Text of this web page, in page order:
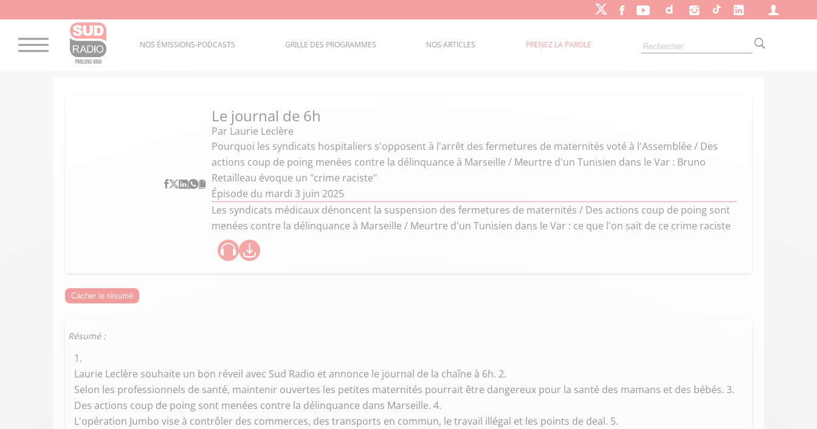
NOS ÉMISSIONS-PODCASTS GRILLE DES PROGRAMMES NOS ARTICLES PRENEZ LA PAROLE
Le journal de 6h
Par Laurie Leclère
Pourquoi les syndicats hospitaliers s'opposent à l'arrêt des fermetures de maternités voté à l'Assemblée / Des
actions coup de poing menées contre la délinquance à Marseille / Meurtre d'un Tunisien dans le Var : Bruno
Retailleau évoque un "crime raciste"
Épisode du mardi 3 juin 2025
Les syndicats médicaux dénoncent la suspension des fermetures de maternités / Des actions coup de poing sont
menées contre la délinquance à Marseille / Meurtre d'un Tunisien dans le Var : ce que l'on sait de ce crime raciste
Cacher le résumé
Résumé :
1.
Laurie Leclère souhaite un bon réveil avec Sud Radio et annonce le journal de la chaîne à 6h. 2.
Selon les professionnels de santé, maintenir ouvertes les petites maternités pourrait être dangereux pour la santé des mamans et des bébés. 3.
Des actions coup de poing sont menées contre la délinquance dans Marseille. 4.
L'opération Jumbo vise à contrôler des commerces, des transports en commun, le travail illégal et les points de deal. 5.